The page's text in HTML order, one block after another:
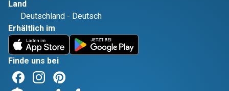
Land
Deutschland - Deutsch
Erhältlich im
Finde uns bei